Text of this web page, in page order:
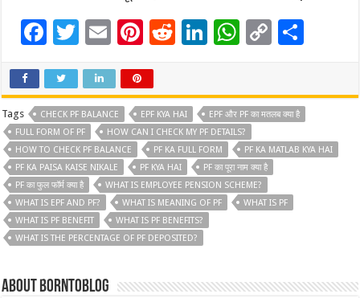
F
e
b
o
o
k
T
tt
er
E
ai
l
Pi
er
es
t
R
di
t
Li
e
dI
n
W
sA
p
p
C
y
Li
n
k
e
Tags CHECK PF BALANCE EPF KYA HAI
EPF और PF का मतलब क्या है
FULL FORM OF PF
HOW CAN I CHECK MY PF DETAILS?
HOW TO CHECK PF BALANCE
PF KA FULL FORM
PF KA MATLAB KYA HAI
PF KA PAISA KAISE NIKALE
PF KYA HAI
PF का पूरा नाम क्या है
PF का फुल फॉर्म क्या है
WHAT IS EMPLOYEE PENSION SCHEME?
WHAT IS EPF AND PF?
WHAT IS MEANING OF PF
WHAT IS PF
WHAT IS PF BENEFIT
WHAT IS PF BENEFITS?
WHAT IS THE PERCENTAGE OF PF DEPOSITED?
About borntoblog